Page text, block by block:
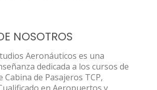
NOSOTROS
Aeronáuticos es una
dedicada a los cursos de
de Pasajeros TCP,
en Aeropuertos y